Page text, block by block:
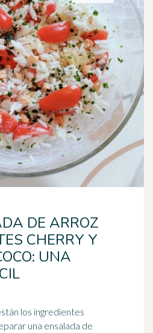
DE ARROZ
CHERRY Y
UNA
los ingredientes
una ensalada de